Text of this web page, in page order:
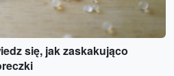
się, jak zaskakująco